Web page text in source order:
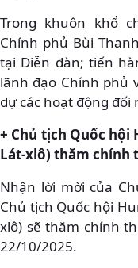
Trong khuôn khổ
Chính phủ Bùi
tại Diễn đàn; tiến
lãnh đạo Chính phủ
dự các hoạt động
+ Chủ tịch Quốc hội
Lát-xlô) thăm chính
Nhận lời mời của
Chủ tịch Quốc hội
xlô) sẽ thăm chính
22/10/2025.